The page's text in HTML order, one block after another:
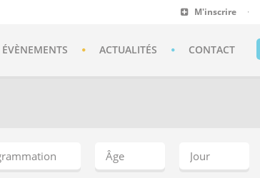
M'inscrire ·
ÉVÈNEMENTS ACTUALITÉS CONTACT